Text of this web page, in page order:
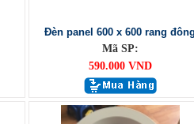
Đèn panel 600 x 600 rang
Mã SP:
590.000 VND